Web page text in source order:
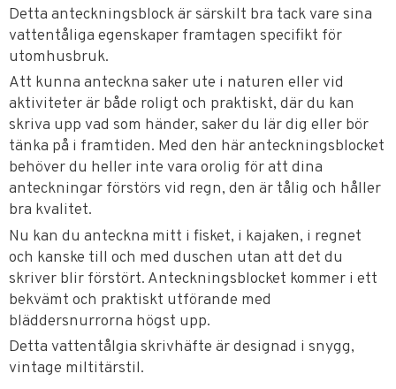
Detta anteckningsblock är särskilt bra tack vare sina
vattentåliga egenskaper framtagen specifikt för
utomhusbruk.
Att kunna anteckna saker ute i naturen eller vid
aktiviteter är både roligt och praktiskt, där du kan
skriva upp vad som händer, saker du lär dig eller bör
tänka på i framtiden. Med den här anteckningsblocket
behöver du heller inte vara orolig för att dina
anteckningar förstörs vid regn, den är tålig och håller
bra kvalitet.
Nu kan du anteckna mitt i fisket, i kajaken, i regnet
och kanske till och med duschen utan att det du
skriver blir förstört. Anteckningsblocket kommer i ett
bekvämt och praktiskt utförande med
bläddersnurrorna högst upp.
Detta vattentålgia skrivhäfte är designad i snygg,
vintage miltitärstil.